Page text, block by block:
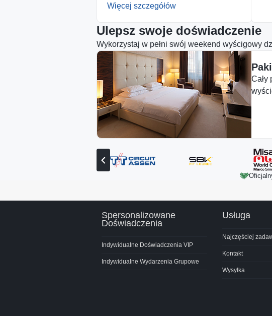
Więcej szczegółów
Ulepsz swoje doświadczenie
Wykorzystaj w pełni swój weekend wyścigowy
Cały
Zobacz
poprzedniego
Spersonalizowane
Doświadczenia
Indywidualne Doświadczenia VIP
Indywidualne Wydarzenia Grupowe
Usługa
Najczęściej
Kontakt
Wysyłka